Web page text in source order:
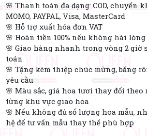
🌸 Thanh toán đa dạng: COD, chuyển
MOMO, PAYPAL, Visa, MasterCard
🌸 Hỗ trợ xuất hóa đơn VAT
🌸 Hoàn tiền 100% nếu không hài lòng
🌸 Giao hàng nhanh trong vòng 2
toán
🌸 Tặng kèm thiệp chúc mừng, băng
yêu cầu
🌸 Màu sắc, giá hoa tươi thay đổi theo
từng khu vực giao hoa
🌸 Nếu không đủ số lượng hoa mẫu,
hệ để tư vấn mẫu thay thế phù hợp